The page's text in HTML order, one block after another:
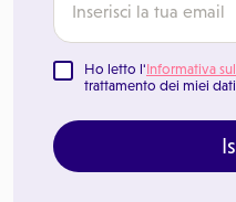
Ho letto l'Informativa
trattamento dei miei